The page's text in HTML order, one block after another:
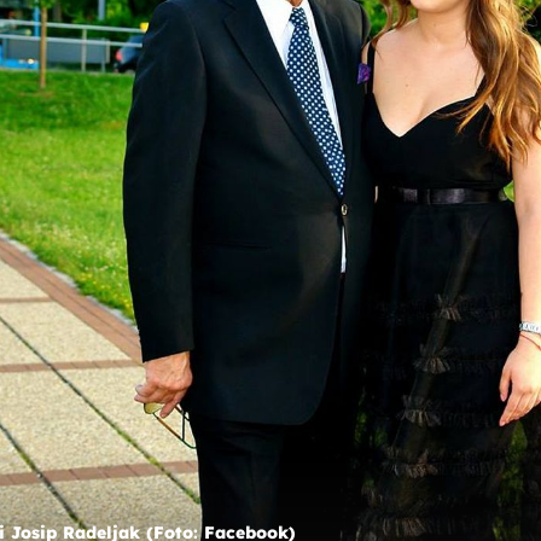
Radeljak (Foto: Facebook)
Josip Radeljak (Foto: Facebook)
Josip Radeljak - 1 Foto: Josip Moler/
Josip Radeljak - 4 Foto: Josip
+11
Lana Radeljak prisjetila se prerano
preminule Dolores Lambaše, bile su
bliske